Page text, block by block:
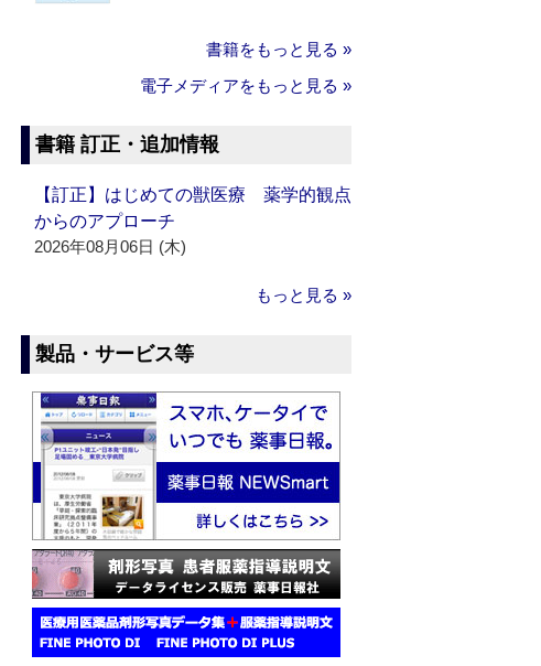
書籍をもっと見る »
電子メディアをもっと見る »
書籍 訂正・追加情報
【訂正】はじめての獣医療 薬学的観点
からのアプローチ
2026年08月06日 (木)
もっと見る »
製品・サービス等